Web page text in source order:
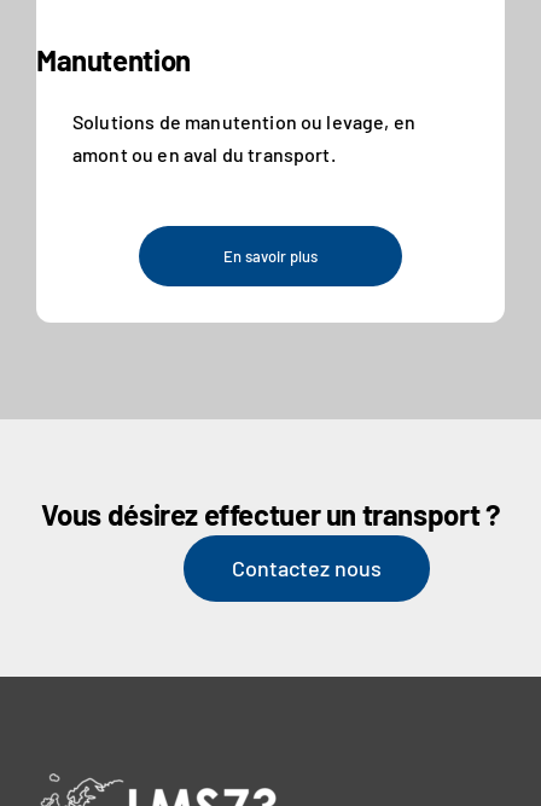
Manutention
Solutions de manutention ou levage, en
amont ou en aval du transport.
En savoir plus
Vous désirez effectuer un transport ?
Contactez nous